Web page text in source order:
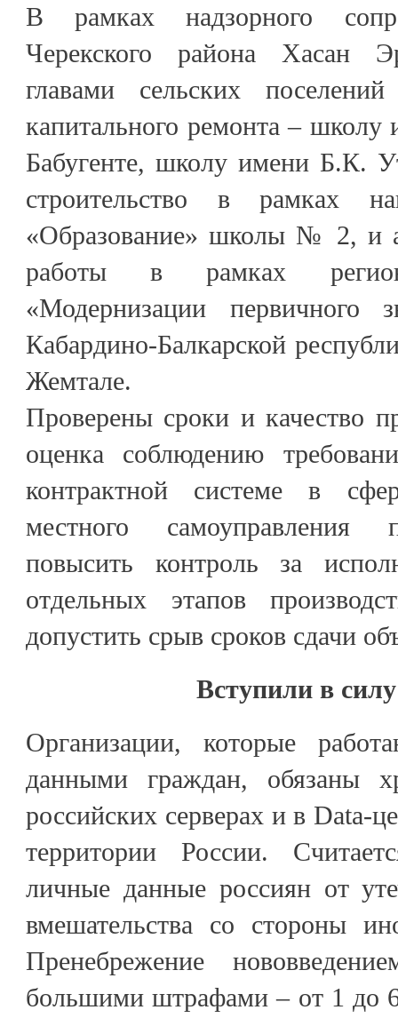
В рамках надзорного
Черекского района Хасан
главами сельских
капитального ремонта –
Бабугенте, школу имени Б.К.
строительство в рамках
«Образование» школы № 2, и
работы в рамках
«Модернизации первичного
Кабардино-Балкарской
Жемтале.
Проверены сроки и качество
оценка соблюдению
контрактной системе в
местного самоуправления
повысить контроль за
отдельных этапов
допустить срыв сроков сдачи
Вступили в
Организации, которые
данными граждан, обязаны
российских серверах и в Data-
территории России.
личные данные россиян от
вмешательства со стороны
Пренебрежение
большими штрафами – от 1 до